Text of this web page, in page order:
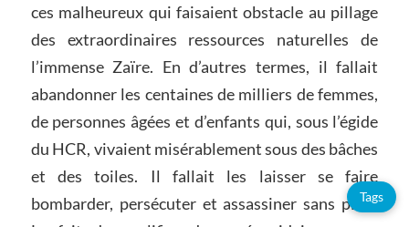
ces malheureux qui faisaient obstacle au pillage
des extraordinaires ressources naturelles de
l’immense Zaïre. En d’autres termes, il fallait
abandonner les centaines de milliers de femmes,
de personnes âgées et d’enfants qui, sous l’égide
du HCR, vivaient misérablement sous des bâches
et des toiles. Il fallait les laisser se faire
bombarder, persécuter et assassiner sans pitié.
Tags